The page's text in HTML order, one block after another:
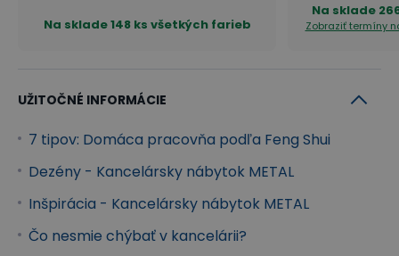
Na sklade148 ks všetkých farieb
Na sklade
Zobraziť termíny
UŽITOČNÉ INFORMÁCIE
7 tipov: Domáca pracovňa podľa Feng Shui
Dezény - Kancelársky nábytok METAL
Inšpirácia - Kancelársky nábytok METAL
Čo nesmie chýbať v kancelárii?